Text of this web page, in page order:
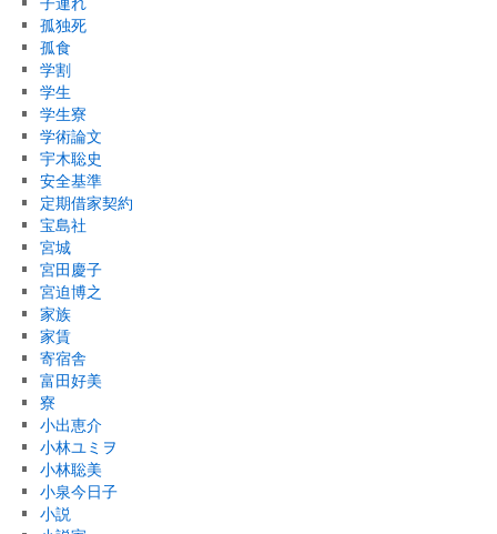
孤独死
孤食
学割
学生
学生寮
学術論文
宇木聡史
安全基準
定期借家契約
宝島社
宮城
宮田慶子
宮迫博之
家族
家賃
寄宿舎
富田好美
寮
小出恵介
小林ユミヲ
小林聡美
小泉今日子
小説